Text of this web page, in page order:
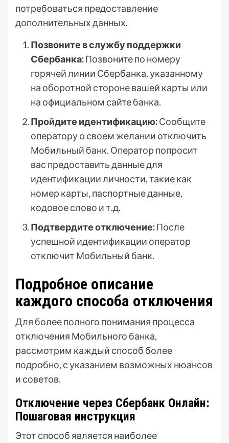
потребоваться предоставление
дополнительных данных.
Позвоните в службу поддержки
Сбербанка:Позвоните по номеру
горячей линии Сбербанка, указанному
на оборотной стороне вашей карты или
на официальном сайте банка.
Пройдите идентификацию:Сообщите
оператору о своем желании отключить
Мобильный банк. Оператор попросит
вас предоставить данные для
идентификации личности, такие как
номер карты, паспортные данные,
кодовое слово и т.д.
Подтвердите отключение:После
успешной идентификации оператор
отключит Мобильный банк.
Подробное описание
каждого способа отключения
Для более полного понимания процесса
отключения Мобильного банка,
рассмотрим каждый способ более
подробно, с указанием возможных нюансов
и советов.
Отключение через Сбербанк Онлайн:
Пошаговая инструкция
Этот способ является наиболее